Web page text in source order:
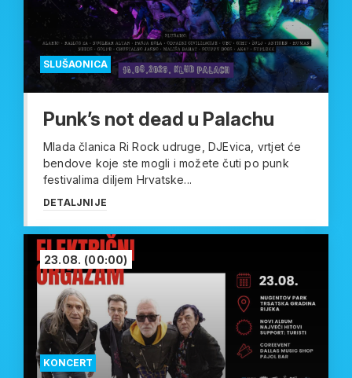
SLUŠAONICA
Punk’s not dead u Palachu
Mlada članica Ri Rock udruge, DJEvica, vrtjet će
bendove koje ste mogli i možete čuti po punk
festivalima diljem Hrvatske...
DETALJNIJE
KONCERT
23.08. (00:00)